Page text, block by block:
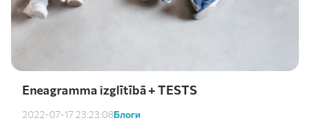
Eneagramma izglītībā + TESTS
2022-07-17 23:23:08Блоги